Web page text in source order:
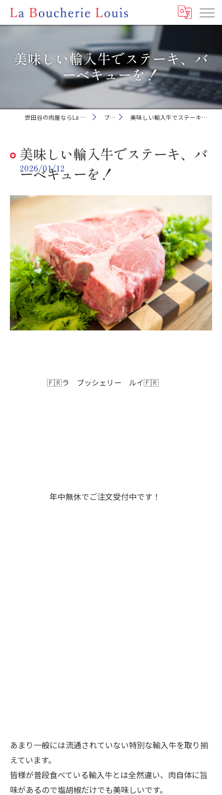
美味しい輸入牛でステーキ、バ
ーベキューを！
世田谷の肉屋ならLa Boucherie Louis ブログ 美味しい輸入牛でステーキ、バーベキューを！
美味しい輸入牛でステーキ、バ
ーベキューを！
2026/01/12
🇫🇷ラ ブッシェリー ルイ🇫🇷
年中無休でご注文受付中です！
あまり一般には流通されていない特別な輸入牛を取り揃
えています。
皆様が普段食べている輸入牛とは全然違い、肉自体に旨
味があるので塩胡椒だけでも美味しいです。